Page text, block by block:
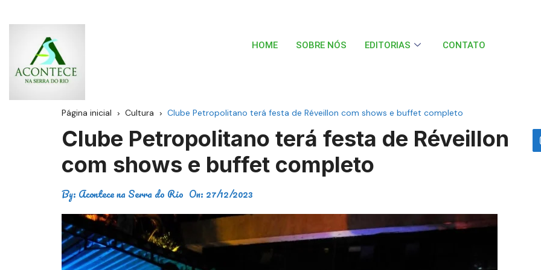
HOME SOBRE NÓS EDITORIAS CONTATO
Página inicial Cultura Clube Petropolitano terá festa de Réveillon com shows e buffet completo
Clube Petropolitano terá festa de Réveillon
com shows e buffet completo
By: Acontece na Serra do Rio On: 27/12/2023